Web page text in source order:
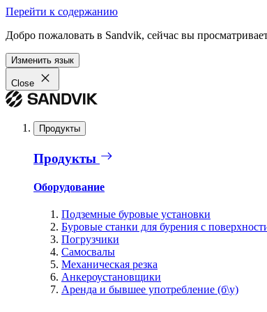
Перейти к содержанию
Добро пожаловать в Sandvik, сейчас вы
Изменить язык
Close
Продукты
Продукты
Оборудование
Подземные буровые установки
Буровые станки для бурения с
Погрузчики
Самосвалы
Механическая резка
Анкероустановщики
Аренда и бывшее употребление (б\у)